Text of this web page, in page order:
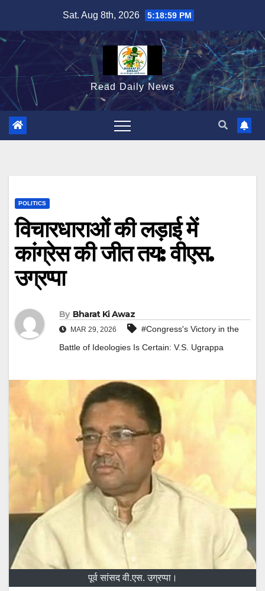
content
Sat. Aug 8th, 2026 5:19:00 PM
Read Daily News
POLITICS
विचारधाराओं की लड़ाई में
कांग्रेस की जीत तय: वीएस.
उग्रप्पा
By Bharat Ki Awaz
MAR 29, 2026
#Congress's Victory in the
Battle of Ideologies Is Certain: V.S. Ugrappa
पूर्व सांसद वी.एस. उग्रप्पा।